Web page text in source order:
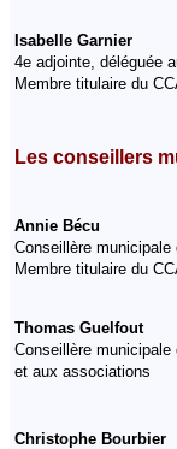
Isabelle Garnier
4e adjointe, déléguée
Membre titulaire du
Les conseillers
Annie Bécu
Conseillère
Membre titulaire du
Thomas Guelfout
Conseillère
et aux associations
Christophe Bourbier